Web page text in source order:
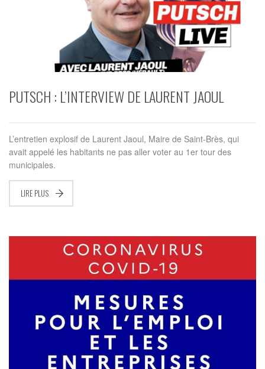
PUTSCH : L’INTERVIEW DE LAURENT JAOUL
L’entretien explosif de Laurent Jaoul, Maire de Saint-Brès, qui
avait appelé les habitants ne pas aller voter au 1er tour des
municipales.
LIRE PLUS